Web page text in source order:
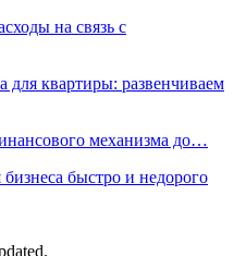
на связь с
для квартиры: развенчиваем
механизма до…
быстро и недорого